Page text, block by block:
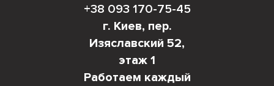
+38 093 170-75-45
г. Киев, пер.
Изяславский 52,
этаж 1
Работаем каждый